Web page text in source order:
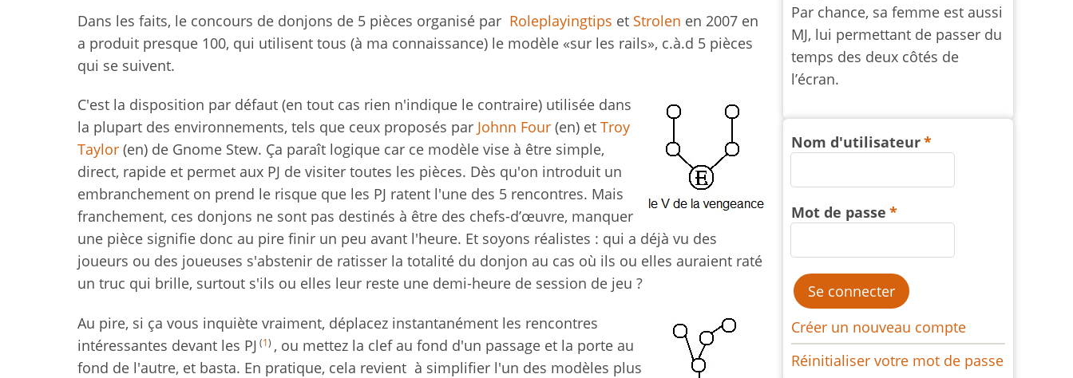
Dans les faits, le concours de donjons de 5 pièces organisé par Roleplayingtips et Strolen en 2007 en
a produit presque 100, qui utilisent tous (à ma connaissance) le modèle «sur les rails», c.à.d 5 pièces
qui se suivent.
C'est la disposition par défaut (en tout cas rien n'indique le contraire) utilisée dans
la plupart des environnements, tels que ceux proposés par Johnn Four (en) et Troy
Taylor (en) de Gnome Stew. Ça paraît logique car ce modèle vise à être simple,
direct, rapide et permet aux PJ de visiter toutes les pièces. Dès qu'on introduit un
embranchement on prend le risque que les PJ ratent l'une des 5 rencontres. Mais
franchement, ces donjons ne sont pas destinés à être des chefs-d’œuvre, manquer
une pièce signifie donc au pire finir un peu avant l'heure. Et soyons réalistes : qui a déjà vu des
joueurs ou des joueuses s'abstenir de ratisser la totalité du donjon au cas où ils ou elles auraient raté
un truc qui brille, surtout s'ils ou elles leur reste une demi-heure de session de jeu ?
Au pire, si ça vous inquiète vraiment, déplacez instantanément les rencontres
intéressantes devant les PJ (1) , ou mettez la clef au fond d'un passage et la porte au
fond de l'autre, et basta. En pratique, cela revient à simplifier l'un des modèles plus
Par chance, sa femme est aussi
MJ, lui permettant de passer du
temps des deux côtés de
l’écran.
Nom d'utilisateur
Mot de passe
Créer un nouveau compte
Réinitialiser votre mot de passe